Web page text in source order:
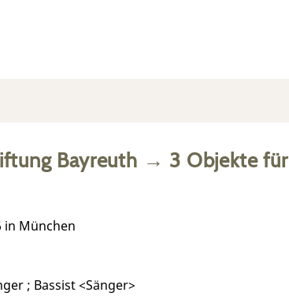
Bayreuth → 3 Objektefür
in München
; Bassist <Sänger>